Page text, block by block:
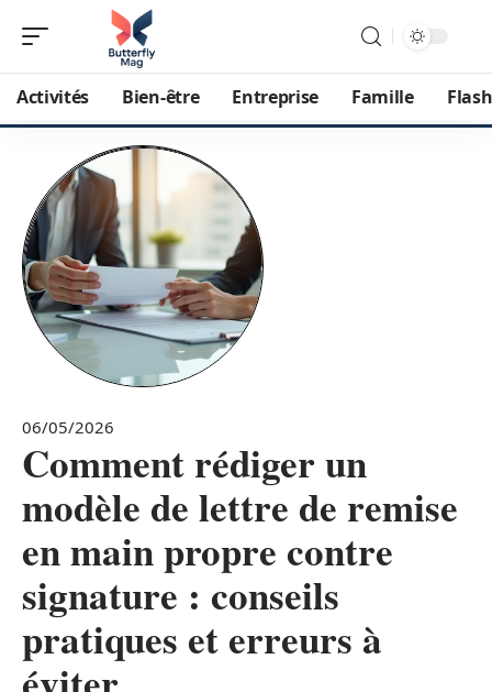
Activités Bien-être Entreprise Famille
06/05/2026
Comment rédiger un
modèle de lettre de remise
en main propre contre
signature : conseils
pratiques et erreurs à